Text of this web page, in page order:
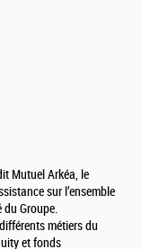
Mutuel Arkéa, le
sur l’ensemble
du Groupe.
métiers du
et fonds